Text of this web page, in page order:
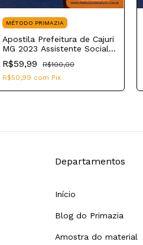
MÉTODO PRIMAZIA
Apostila Prefeitura de Cajuri
MG 2023 Assistente Social
do Núcleo de Apoio de
Saúde da Família
R$59,99
R$100,00
R$50,99 com Pix
Departamentos
Início
Blog do Primazia
Amostra do material